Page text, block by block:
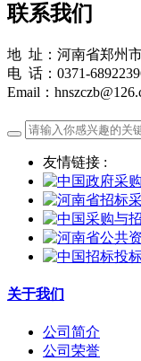
联系我们
地 址：河南省郑州
电 话：0371-
Email：
友情链接 :
关于我们
公司简介
公司荣誉